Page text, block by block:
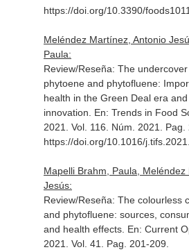
https://doi.org/10.3390/
Meléndez Martínez, Antonio
Paula:
Review/Reseña: The
phytoene and phytofluene:
health in the Green Deal era
innovation. En: Trends in Food
2021. Vol. 116. Núm. 2021. Pag.
https://doi.org/10.1016/
Mapelli Brahm, Paula,
Jesús:
Review/Reseña: The colourless
and phytofluene: sources,
and health effects. En: Current
2021. Vol. 41. Pag. 201-209.